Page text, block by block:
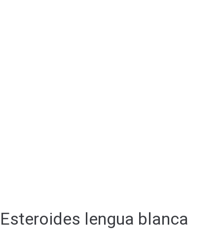
Esteroides lengua blanca